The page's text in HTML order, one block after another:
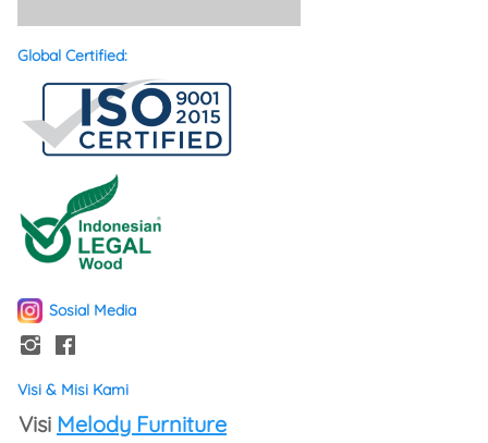
Global Certified:
Sosial Media
Visi & Misi Kami
Visi Melody Furniture